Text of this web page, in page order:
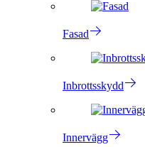
Fasad
Inbrottsskydd
Innervägg